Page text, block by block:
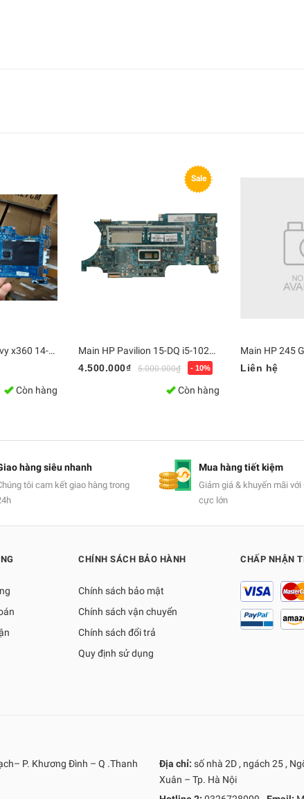
Main Laptop HP Envy x360 14-fa0013dx Ryzen 5 8640HS / Ram 16GB - LA-N472P | Bo mạch chủ Zin [Chính Hãng]
Còn hàng
Sale
Main HP Pavilion 15-DQ i5-10210 L72029-601 18741-1
4.500.000₫
5.000.000₫ - 10%
Còn hàng
Liên hệ
hàng siêu nhanh
tôi cam kết giao hàng trong
Mua hàng tiết kiệm
Giảm giá & khuyến mãi
cực lớn
CHÍNH SÁCH BẢO HÀNH
Chính sách bảo mật
Chính sách vận chuyển
Chính sách đổi trả
Quy định sử dụng
CHẤP NHẬN
P. Khương Đình – Q .Thanh
Địa chỉ: số nhà 2D , ngách 25 ,
Xuân – Tp. Hà Nội